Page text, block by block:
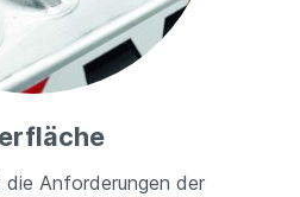
Anforderungen der